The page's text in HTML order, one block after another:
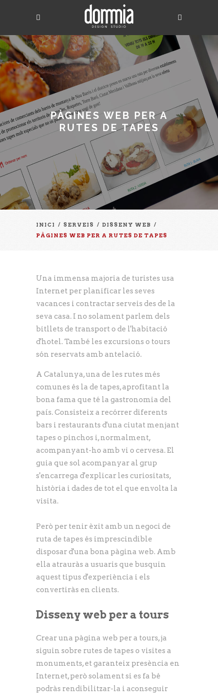
PÀGINES WEB PER A
RUTES DE TAPES
INICI / SERVEIS / DISSENY WEB /
PÀGINES WEB PER A RUTES DE TAPES
Una immensa majoria de turistes usa
Internet per planificar les seves
vacances i contractar serveis des de la
seva casa. I no solament parlem dels
bitllets de transport o de l'habitació
d'hotel. També les excursions o tours
són reservats amb antelació.
A Catalunya, una de les rutes més
comunes és la de tapes, aprofitant la
bona fama que té la gastronomia del
país. Consisteix a recórrer diferents
bars i restaurants d'una ciutat menjant
tapes o pinchos i, normalment,
acompanyant-ho amb vi o cervesa. El
guia que sol acompanyar al grup
s'encarrega d'explicar les curiositats,
història i dades de tot el que envolta la
visita.
Però per tenir èxit amb un negoci de
ruta de tapes és imprescindible
disposar d'una bona pàgina web. Amb
ella atrauràs a usuaris que busquin
aquest tipus d'experiència i els
convertiràs en clients.
Disseny web per a tours
Crear una pàgina web per a tours, ja
siguin sobre rutes de tapes o visites a
monuments, et garanteix presència en
Internet, però solament si es fa bé
podràs rendibilitzar-la i aconseguir